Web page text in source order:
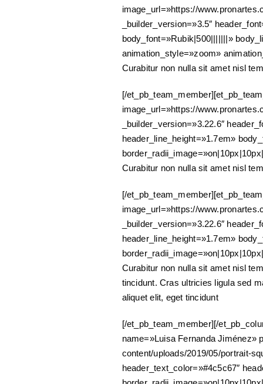
image_url=»https://
_builder_version=»3.5″
body_font=»Rubik|500|||||||»
animation_style=»zoom»
Curabitur non nulla sit amet nisl
[/
image_url=»https://
_builder_version=»3.22.6″
header_line_height=»1.7em»
Curabitur non nulla sit amet nisl
[/
image_url=»https://
_builder_version=»3.22.6″
header_line_height=»1.7em»
Curabitur non nulla sit amet nisl
tincidunt. Cras ultricies ligula sed
aliquet elit, eget tincidunt
[/et_pb_team_member][/
name=»Luisa Fernanda Jiménez»
content/uploads/2019/05/portrait-
header_text_color=»#4c5c67″